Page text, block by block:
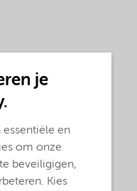
je
essentiële en
om onze
beveiligigen,
Kies